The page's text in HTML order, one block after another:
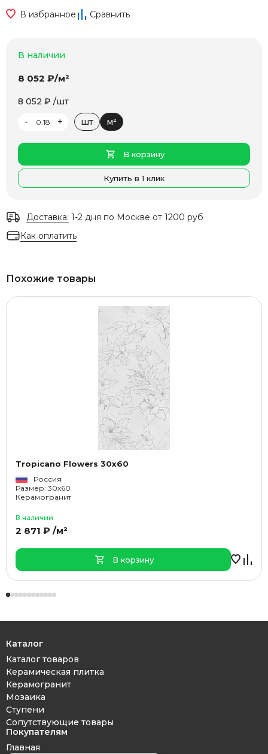
В избранное Сравнить
В наличии
8 052 ₽/м²
8 052 ₽ /шт
-
+ шт м²
В корзину
Купить в 1 клик
Доставка: 1-2 дня по Москве от 1200 руб
Как оплатить
Похожие товары
Tropicano Flowers 30x60
Россия
Размер: 30x60
Керамогранит
В наличии
2 871 ₽ /м²
В корзину
Каталог
Каталог товаров
Керамическая плитка
Керамогранит
Мозаика
Ступени
Сопутствующие товары
Покупателям
Главная